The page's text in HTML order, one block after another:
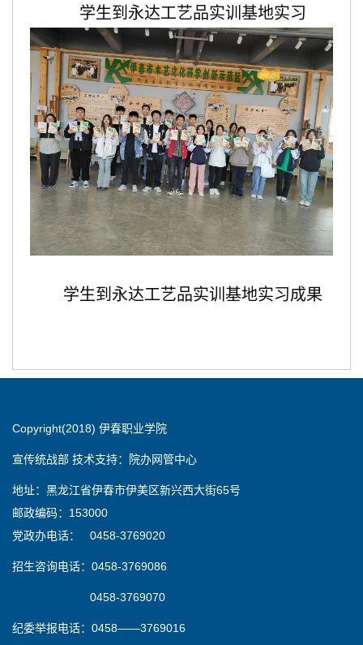
学生到永达工艺品实训基地实习
学生到永达工艺品实训基地实习成果
Copyright(2018) 伊春职业学院
宣传统战部 技术支持：院办网管中心
地址：黑龙江省伊春市伊美区新兴西大街65号
邮政编码：153000
党政办电话： 0458-3769020
招生咨询电话：0458-3769086
0458-3769070
纪委举报电话：0458——3769016